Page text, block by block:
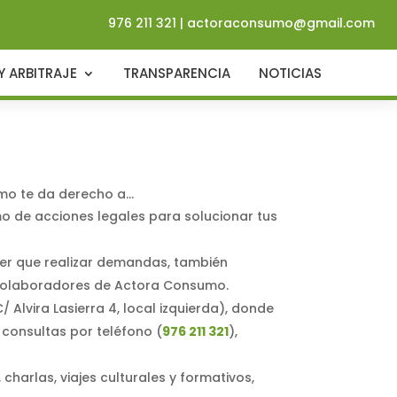
976 211 321 | actoraconsumo@gmail.com
ARBITRAJE TRANSPARENCIA NOTICIAS
te da derecho a…
de acciones legales para solucionar tus
que realizar demandas, también
de Actora Consumo.
Alvira Lasierra 4, local izquierda), donde
consultas por teléfono (976 211 321),
viajes culturales y formativos,